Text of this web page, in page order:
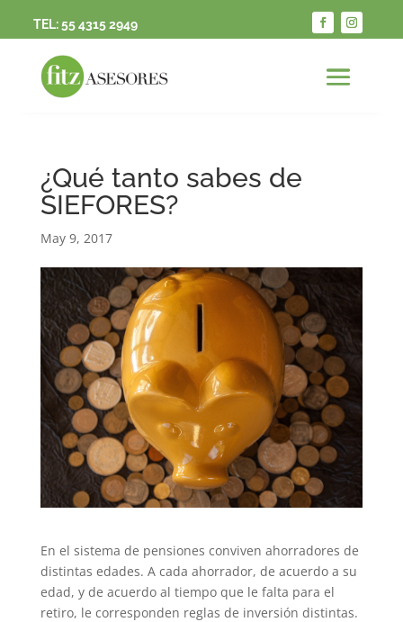
TEL:55 4315 2949
¿Qué tanto sabes de
SIEFORES?
May 9, 2017
En el sistema de pensiones conviven ahorradores de
distintas edades. A cada ahorrador, de acuerdo a su
edad, y de acuerdo al tiempo que le falta para el
retiro, le corresponden reglas de inversión distintas.